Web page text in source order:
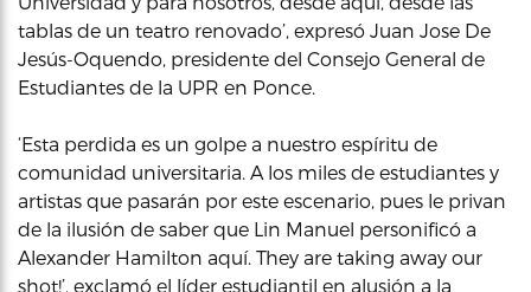
tablas de un teatro renovado’, expresó Juan Jose De
Jesús-Oquendo, presidente del Consejo General de
Estudiantes de la UPR en Ponce.
‘Esta perdida es un golpe a nuestro espíritu de
comunidad universitaria. A los miles de estudiantes y
artistas que pasarán por este escenario, pues le privan
de la ilusión de saber que Lin Manuel personificó a
Alexander Hamilton aquí. They are taking away our
shot!’, exclamó el líder estudiantil en alusión a la